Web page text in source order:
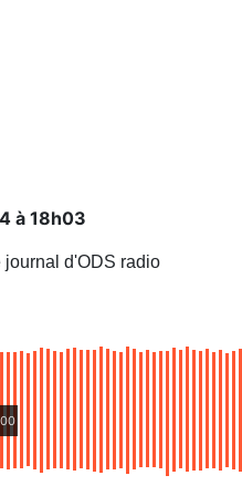
à 18h03
journal d'ODS radio